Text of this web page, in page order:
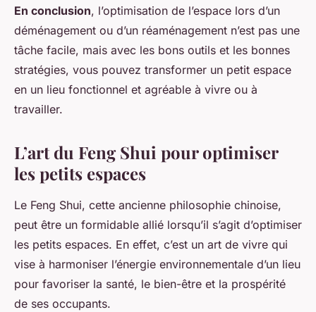
En conclusion, l’optimisation de l’espace lors d’un
déménagement ou d’un réaménagement n’est pas une
tâche facile, mais avec les bons outils et les bonnes
stratégies, vous pouvez transformer un petit espace
en un lieu fonctionnel et agréable à vivre ou à
travailler.
L’art du Feng Shui pour optimiser
les petits espaces
Le Feng Shui, cette ancienne philosophie chinoise,
peut être un formidable allié lorsqu’il s’agit d’optimiser
les petits espaces. En effet, c’est un art de vivre qui
vise à harmoniser l’énergie environnementale d’un lieu
pour favoriser la santé, le bien-être et la prospérité
de ses occupants.